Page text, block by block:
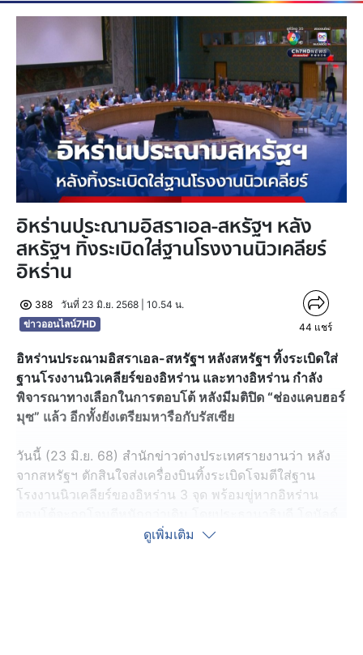
อิหร่านประณามอิสราเอล-สหรัฐฯ หลัง
สหรัฐฯ ทิ้งระเบิดใส่ฐานโรงงานนิวเคลียร์
อิหร่าน
388
วันที่ 23 มิ.ย. 2568 | 10.54 น.
ข่าวออนไลน์7HD
44 แชร์
อิหร่านประณามอิสราเอล-สหรัฐฯ หลังสหรัฐฯ ทิ้งระเบิดใส่
ฐานโรงงานนิวเคลียร์ของอิหร่าน และทางอิหร่าน กำลัง
พิจารณาทางเลือกในการตอบโต้ หลังมีมติปิด “ช่องแคบฮอร์
มุซ” แล้ว อีกทั้งยังเตรียมหารือกับรัสเซีย
วันนี้ (23 มิ.ย. 68) สำนักข่าวต่างประเทศรายงานว่า หลัง
จากสหรัฐฯ ตักสินใจส่งเครื่องบินทิ้งระเบิดโจมตีใส่ฐาน
โรงงานนิวเคลียร์ของอิหร่าน 3 จุด พร้อมขู่หากอิหร่าน
ทรัมป์ ให้เหตุที่ตัดสินใจโจมตีอิหร่านครั้งนี้ว่า เป้าหมายของ
ดูเพิ่มเติม